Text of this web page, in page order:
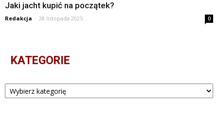
Jaki jacht kupić na początek?
Redakcja - 28 listopada 2025 0
KATEGORIE
Kategorie